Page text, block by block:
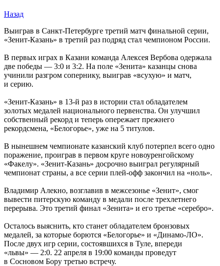
Назад
Выиграв в Санкт-Петербурге третий матч финальной серии,
«Зенит-Казань» в третий раз подряд стал чемпионом России.
В первых играх в Казани команда Алексея Вербова одержала
две победы — 3:0 и 3:2. На поле «Зенита» казанцы снова
учинили разгром сопернику, выиграв «всухую» и матч,
и серию.
«Зенит-Казань» в 13-й раз в истории стал обладателем
золотых медалей национального первенства. Он улучшил
собственный рекорд и теперь опережает прежнего
рекордсмена, «Белогорье», уже на 5 титулов.
В нынешнем чемпионате казанский клуб потерпел всего одно
поражение, проиграв в первом круге новоуренгойскому
«Факелу». «Зенит-Казань» досрочно выиграл регулярный
чемпионат страны, а все серии плей-офф закончил на «ноль».
Владимир Алекно, возглавив в межсезонье «Зенит», смог
вывести питерскую команду в медали после трехлетнего
перерыва. Это третий финал «Зенита» и его третье «серебро».
Осталось выяснить, кто станет обладателем бронзовых
медалей, за которые борются «Белогорье» и «Динамо-ЛО».
После двух игр серии, состоявшихся в Туле, впереди
«львы» — 2:0. 22 апреля в 19:00 команды проведут
в Сосновом Бору третью встречу.